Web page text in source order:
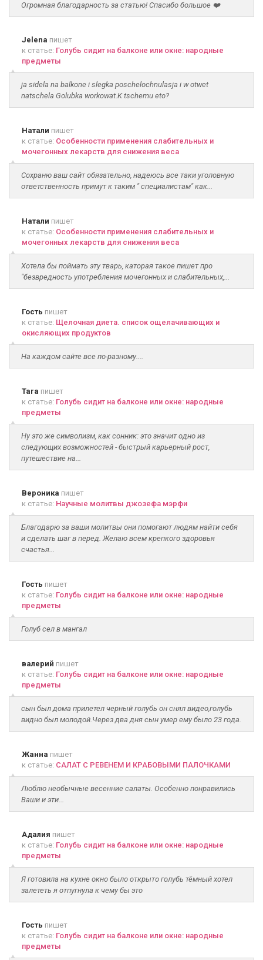
Огромная благодарность за статью! Спасибо большое ❤️
Jelena пишет
к статье: Голубь сидит на балконе или окне: народные
предметы
ja sidela na balkone i slegka poschelochnulasja i w otwet
natschela Golubka workowat.K tschemu eto?
Натали пишет
к статье: Особенности применения слабительных и
мочегонных лекарств для снижения веса
Сохраню ваш сайт обязательно, надеюсь все таки уголовную
ответственность примут к таким " специалистам" как...
Натали пишет
к статье: Особенности применения слабительных и
мочегонных лекарств для снижения веса
Хотела бы поймать эту тварь, каторая такое пишет про
"безвредность употребления мочегонных и слабительных,...
Гость пишет
к статье: Щелочная диета. список ощелачивающих и
окисляющих продуктов
На каждом сайте все по-разному....
Tara пишет
к статье: Голубь сидит на балконе или окне: народные
предметы
Ну это же символизм, как сонник: это значит одно из
следующих возможностей - быстрый карьерный рост,
путешествие на...
Вероника пишет
к статье: Научные молитвы джозефа мэрфи
Благодарю за ваши молитвы они помогают людям найти себя
и сделать шаг в перед. Желаю всем крепкого здоровья
счастья...
Гость пишет
к статье: Голубь сидит на балконе или окне: народные
предметы
Голуб сел в мангал
валерий пишет
к статье: Голубь сидит на балконе или окне: народные
предметы
сын был дома прилетел черный голубь он снял видео,голубь
видно был молодой.Через два дня сын умер ему было 23 года.
Жанна пишет
к статье: САЛАТ С РЕВЕНЕМ И КРАБОВЫМИ ПАЛОЧКАМИ
Люблю необычные весенние салаты. Особенно понравились
Ваши и эти...
Адалия пишет
к статье: Голубь сидит на балконе или окне: народные
предметы
Я готовила на кухне окно было открыто голубь тёмный хотел
залететь я отпугнула к чему бы это
Гость пишет
к статье: Голубь сидит на балконе или окне: народные
предметы